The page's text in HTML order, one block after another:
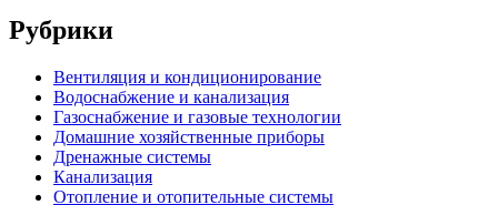
Рубрики
Вентиляция и кондиционирование
Водоснабжение и канализация
Газоснабжение и газовые технологии
Домашние хозяйственные приборы
Дренажные системы
Канализация
Отопление и отопительные системы